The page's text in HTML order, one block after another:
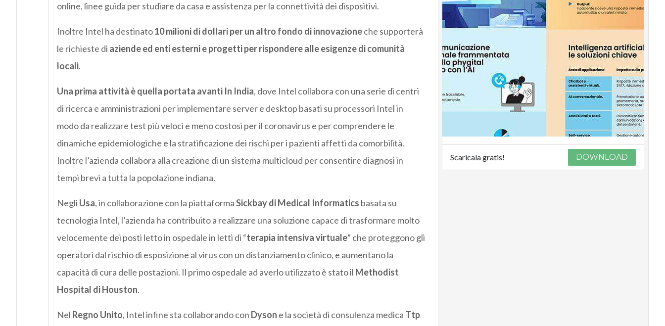
online, linee guida per studiare da casa e assistenza per la connettività dei dispositivi.
Inoltre Intel ha destinato10 milioni di dollari per un altro fondo di innovazioneche supporterà
le richieste di aziende ed enti esterni e progetti per rispondere alle esigenze di comunità
locali.
Una prima attività è quella portata avanti In India, dove Intel collabora con una serie di centri
di ricerca e amministrazioni per implementare server e desktop basati su processori Intel in
modo da realizzare test più veloci e meno costosi per il coronavirus e per comprendere le
dinamiche epidemiologiche e la stratificazione dei rischi per i pazienti affetti da comorbilità.
Inoltre l’azienda collabora alla creazione di un sistema multicloud per consentire diagnosi in
tempi brevi a tutta la popolazione indiana.
Negli Usa, in collaborazione con la piattaformaSickbay di Medical Informatics basata su
tecnologia Intel, l’azienda ha contribuito a realizzare una soluzione capace di trasformare molto
velocemente dei posti letto in ospedale in letti di “terapia intensiva virtuale” che proteggono gli
operatori dal rischio di esposizione al virus con un distanziamento clinico, e aumentano la
capacità di cura delle postazioni. Il primo ospedale ad averlo utilizzato è stato il Methodist
Hospital di Houston.
Nel Regno Unito, Intel infine sta collaborando con Dyson e la società di consulenza medica Ttp
Scaricala gratis! DOWNLOAD